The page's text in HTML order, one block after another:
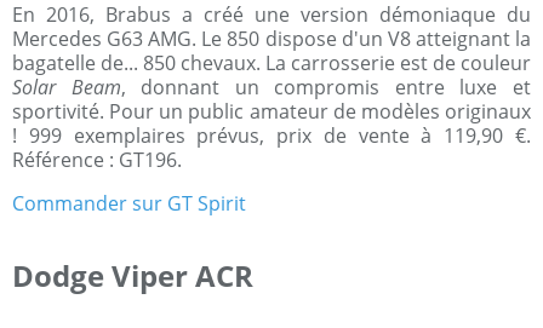
En 2016, Brabus a créé une version démoniaque du
Mercedes G63 AMG. Le 850 dispose d'un V8 atteignant la
bagatelle de... 850 chevaux. La carrosserie est de couleur
Solar Beam, donnant un compromis entre luxe et
sportivité. Pour un public amateur de modèles originaux
! 999 exemplaires prévus, prix de vente à 119,90 €.
Référence : GT196.
Commander sur GT Spirit
Dodge Viper ACR